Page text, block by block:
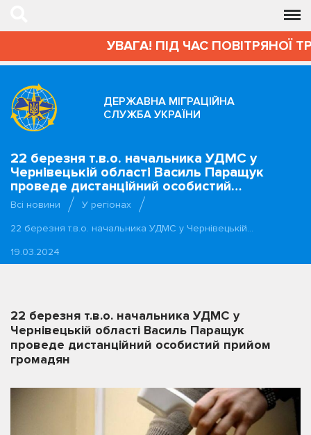
УВАГА! ПІД ЧАС ПОВІТРЯНОЇ
ДЕРЖАВНА МІГРАЦІЙНА
СЛУЖБА УКРАЇНИ
22 березня т.в.о. начальника УДМС у
Чернівецькій області Василь Паращук
проведе дистанційний особистий…
Всі новини
У регіонах
22 березня т.в.о. начальника УДМС у Чернівецькій…
19.03.2024
22 березня т.в.о. начальника УДМС у
Чернівецькій області Василь Паращук
проведе дистанційний особистий прийом
громадян